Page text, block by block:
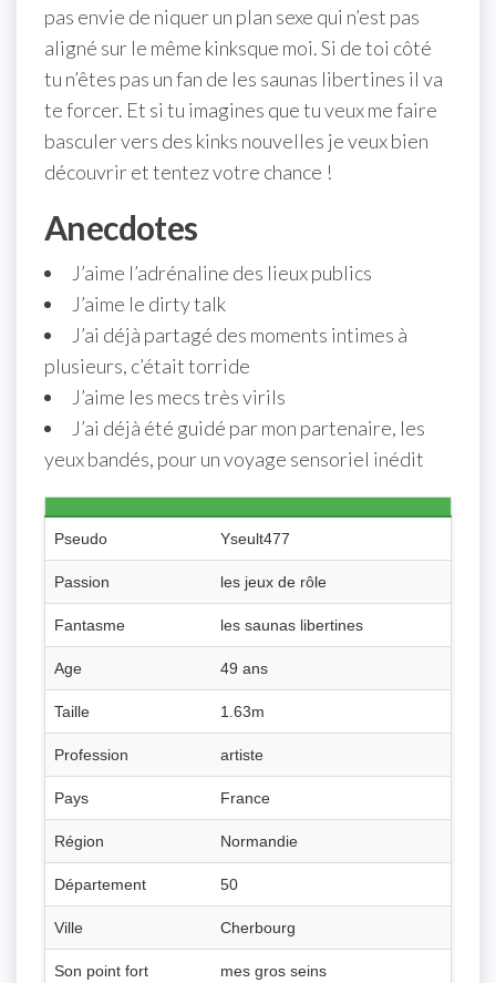
pas envie de niquer un plan sexe qui n’est pas
aligné sur le même kinksque moi. Si de toi côté
tu n’êtes pas un fan de les saunas libertines il va
te forcer. Et si tu imagines que tu veux me faire
basculer vers des kinks nouvelles je veux bien
découvrir et tentez votre chance !
Anecdotes
J’aime l’adrénaline des lieux publics
J’aime le dirty talk
J’ai déjà partagé des moments intimes à
plusieurs, c’était torride
J’aime les mecs très virils
J’ai déjà été guidé par mon partenaire, les
yeux bandés, pour un voyage sensoriel inédit
Pseudo Yseult477
Passion les jeux de rôle
Fantasme les saunas libertines
Age 49 ans
Taille 1.63m
Profession artiste
Pays France
Région Normandie
Département 50
Ville Cherbourg
Son point fort mes gros seins